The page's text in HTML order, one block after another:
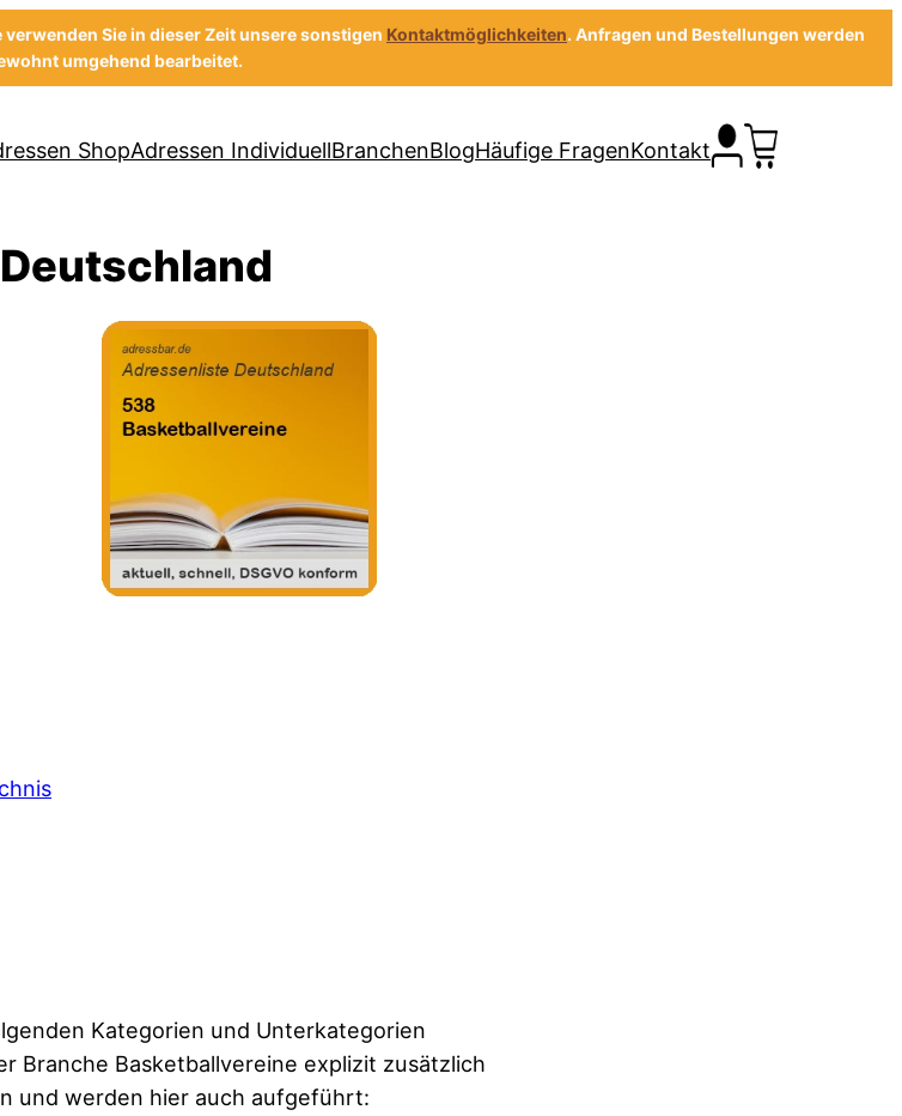
Sie in dieser Zeit unsere sonstigen Kontaktmöglichkeiten. Anfragen und Bestellungen werden
umgehend bearbeitet.
ShopAdressen IndividuellBranchenBlogHäufige FragenKontakt
Kategorien und Unterkategorien
Branche Basketballvereine explizit zusätzlich
und werden hier auch aufgeführt: